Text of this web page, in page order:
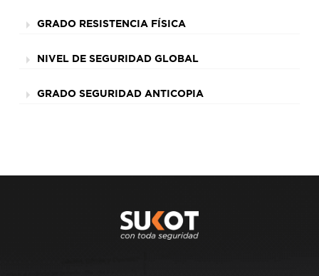
GRADO RESISTENCIA FÍSICA
NIVEL DE SEGURIDAD GLOBAL
GRADO SEGURIDAD ANTICOPIA